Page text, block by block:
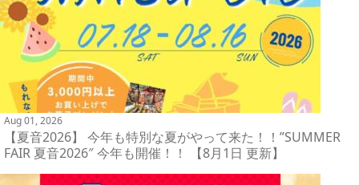
Aug 01, 2026
【夏音2026】 今年も特別な夏がやって来た！！”SUMMER
FAIR 夏音2026″ 今年も開催！！ 【8月1日 更新】